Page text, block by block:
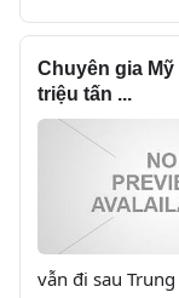
Chuyên gia
triệu tấn ...
vẫn đi sau